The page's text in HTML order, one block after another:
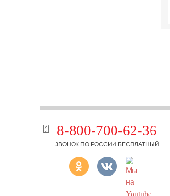
8-800-700-62-36
ЗВОНОК ПО РОССИИ БЕСПЛАТНЫЙ